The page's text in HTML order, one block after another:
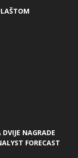
NAGRADE
FORECAST